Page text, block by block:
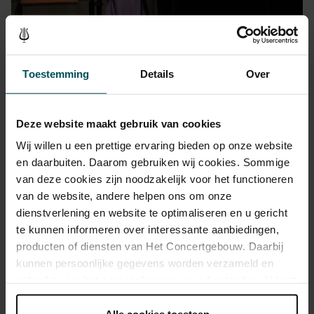
Toestemming Details Over
Deze website maakt gebruik van cookies
Wij willen u een prettige ervaring bieden op onze website
en daarbuiten. Daarom gebruiken wij cookies. Sommige
van deze cookies zijn noodzakelijk voor het functioneren
van de website, andere helpen ons om onze
dienstverlening en website te optimaliseren en u gericht
te kunnen informeren over interessante aanbiedingen,
producten of diensten van Het Concertgebouw. Daarbij
kunnen persoonlijke gegevens worden verzameld en
onder 'aanpassen' zelf welke cookies wij mogen
Bij de finale van het Koninklijk Concertgebouw Concours bracht ze
Debussy'sClaire de luneen ProkofjevsSuggestion diaboliqueten
Digitale voorronde met bijna 200 deelnemers
De editie van 2026 had wederom veel nieuwe deelnemers, bijna
200 digitale inzendingen. De deelname wordt bewust
laagdrempelig gehouden: elke muziekstijl is welkom en de
deelnemers van 9 tot 14 jaar kunnen via een YouTube video hun
inzending doen. Vanuit de voorronde werden deelnemers voor de
finalisten. Voor alle deelnemers werd een speciale workshopdag